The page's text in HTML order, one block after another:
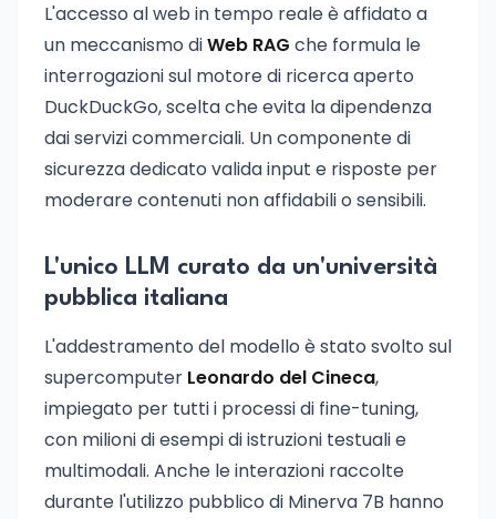
L'accesso al web in tempo reale è affidato a
un meccanismo diWeb RAG che formula le
interrogazioni sul motore di ricerca aperto
DuckDuckGo, scelta che evita la dipendenza
dai servizi commerciali. Un componente di
sicurezza dedicato valida input e risposte per
moderare contenuti non affidabili o sensibili.
L'unico LLM curato da un'università
pubblica italiana
L'addestramento del modello è stato svolto sul
supercomputer Leonardo del Cineca,
impiegato per tutti i processi di fine-tuning,
con milioni di esempi di istruzioni testuali e
multimodali. Anche le interazioni raccolte
durante l'utilizzo pubblico di Minerva 7B hanno